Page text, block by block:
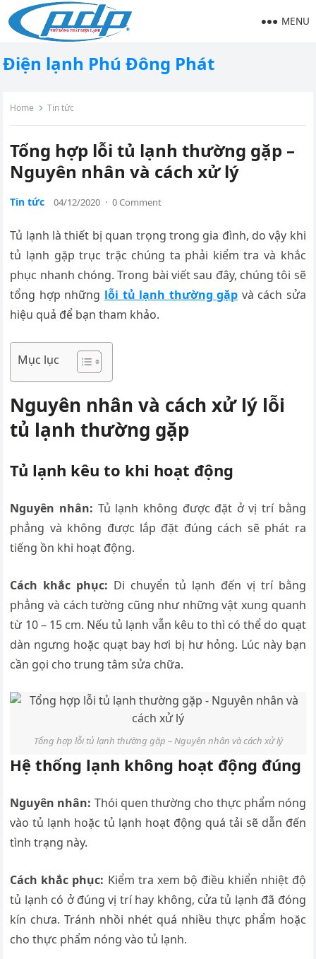
Điện lạnh Phú Đông Phát
MENU
Home Tin tức
Tổng hợp lỗi tủ lạnh thường gặp –
Nguyên nhân và cách xử lý
Tin tức 04/12/2020 · 0 Comment
Tủ lạnh là thiết bị quan trọng trong gia đình, do vậy khi
tủ lạnh gặp trục trặc chúng ta phải kiểm tra và khắc
phục nhanh chóng. Trong bài viết sau đây, chúng tôi sẽ
tổng hợp những lỗi tủ lạnh thường gặp và cách sửa
hiệu quả để bạn tham khảo.
Mục lục
Nguyên nhân và cách xử lý lỗi
tủ lạnh thường gặp
Tủ lạnh kêu to khi hoạt động
Nguyên nhân: Tủ lạnh không được đặt ở vị trí bằng
phẳng và không được lắp đặt đúng cách sẽ phát ra
tiếng ồn khi hoạt động.
Cách khắc phục: Di chuyển tủ lạnh đến vị trí bằng
phẳng và cách tường cũng như những vật xung quanh
từ 10 – 15 cm. Nếu tủ lạnh vẫn kêu to thì có thể do quạt
dàn ngưng hoặc quạt bay hơi bị hư hỏng. Lúc này bạn
cần gọi cho trung tâm sửa chữa.
Tổng hợp lỗi tủ lạnh thường gặp – Nguyên nhân và cách xử lý
Hệ thống lạnh không hoạt động đúng
Nguyên nhân: Thói quen thường cho thực phẩm nóng
vào tủ lạnh hoặc tủ lạnh hoạt động quá tải sẽ dẫn đến
tình trạng này.
Cách khắc phục: Kiểm tra xem bộ điều khiển nhiệt độ
tủ lạnh có ở đúng vị trí hay không, cửa tủ lạnh đã đóng
kín chưa. Tránh nhồi nhét quá nhiều thực phẩm hoặc
cho thực phẩm nóng vào tủ lạnh.